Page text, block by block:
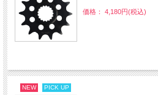
価格： 4,180円(税込)
NEW PICK UP